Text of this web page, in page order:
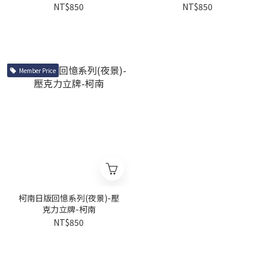
NT$850
NT$850
Member Price
柯南日版回憶系列(夜景)-壓
克力立牌-柯南
NT$850